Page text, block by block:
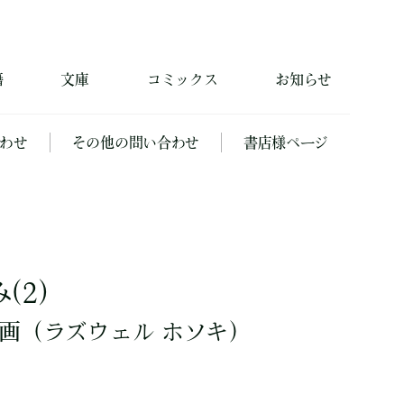
文庫 コミックス お知らせ
せ その他の問い合わせ 書店様ページ
(2)
（ラズウェル ホソキ）